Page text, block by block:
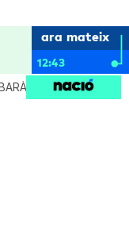
ara mateix
12:43
CRIANÇA